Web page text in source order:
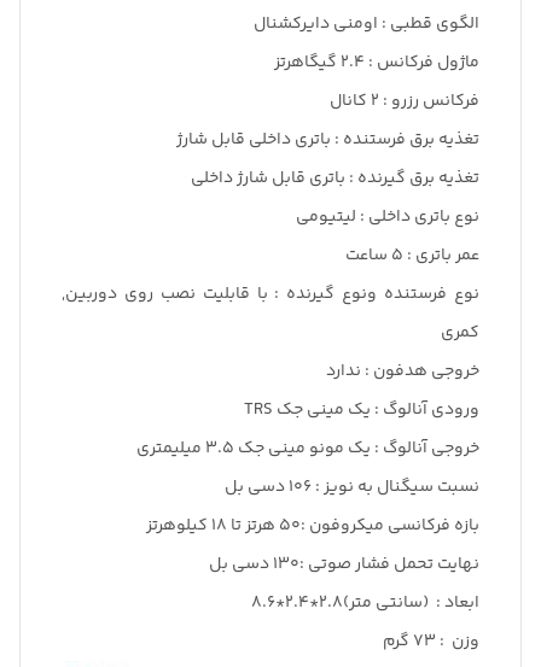
الگوی قطبی : اومنی دایرکشنال
ماژول فرکانس : ۲.۴ گیگاهرتز
فرکانس رزرو : ۲ کانال
تغذیه برق فرستنده : باتری داخلی قابل شارژ
تغذیه برق گیرنده : باتری قابل شارژ داخلی
نوع باتری داخلی : لیتیومی
عمر باتری : ۵ ساعت
نوع فرستنده ونوع گیرنده : با قابلیت نصب روی دوربین,
کمری
خروجی هدفون : ندارد
ورودی آنالوگ : یک مینی جک TRS
خروجی آنالوگ : یک مونو مینی جک ۳.۵ میلیمتری
نسبت سیگنال به نویز : ۱۰۶ دسی بل
بازه فرکانسی میکروفون :۵۰ هرتز تا ۱۸ کیلوهرتز
نهایت تحمل فشار صوتی :۱۳۰ دسی بل
ابعاد : (سانتی متر)2.8*2.4*8.6
وزن : ۷۳ گرم